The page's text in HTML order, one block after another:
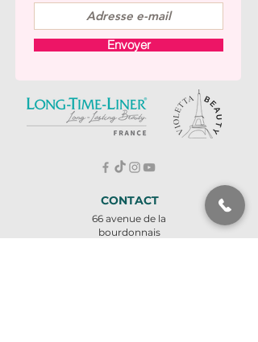
Envoyer
CONTACT
66 avenue de la
bourdonnais